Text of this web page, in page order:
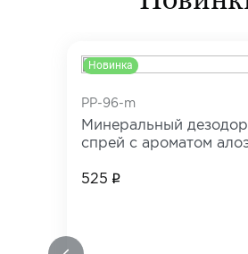
Новинка
PP-96-m
Минеральный
спрей с ароматом
525